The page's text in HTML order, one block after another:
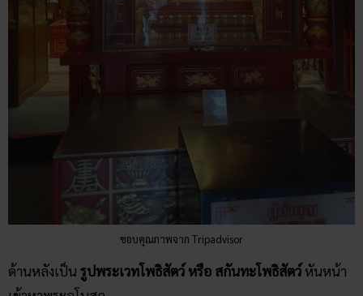
ขอบคุณภาพจาก Tripadvisor
ด้านหลังเป็น รูปพระเวทโพธิสัตว์ หรือ สกันทะโพธิสัตว์ หันหน้า